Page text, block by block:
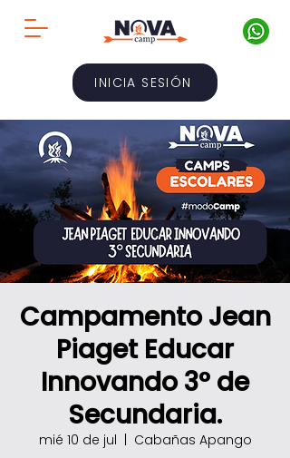
INICIA SESIÓN
Campamento Jean
Piaget Educar
Innovando 3° de
Secundaria.
mié 10 de jul
Cabañas Apango